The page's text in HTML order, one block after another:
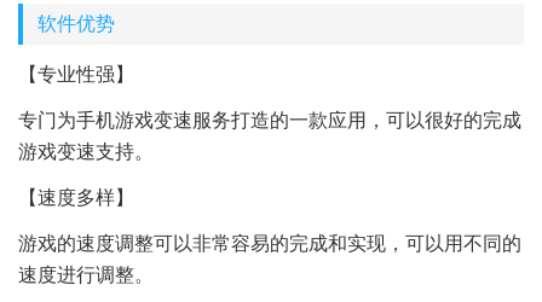
软件优势
【专业性强】
专门为手机游戏变速服务打造的一款应用，可以很好的完成
游戏变速支持。
【速度多样】
游戏的速度调整可以非常容易的完成和实现，可以用不同的
速度进行调整。